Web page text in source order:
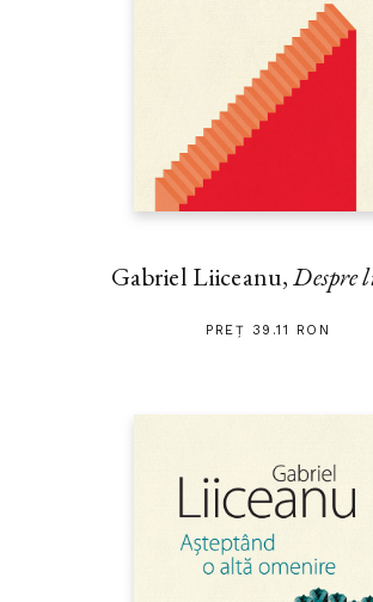
Gabriel Liiceanu,Despre
PREȚ 39.11 RON